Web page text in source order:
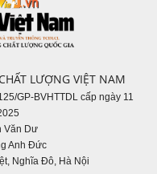
LƯỢNG VIỆT NAM
GP-BVHTTDL cấp ngày 11
Văn Dư
Anh Đức
Nghĩa Đô, Hà Nội